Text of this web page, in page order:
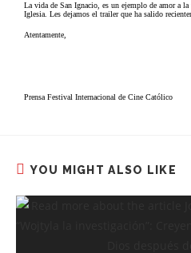
La vida de San Ignacio, es un ejemplo de amor a
Iglesia. Les dejamos el trailer que ha salido
Atentamente,
Prensa Festival Internacional de Cine Católico
YOU MIGHT ALSO LIKE